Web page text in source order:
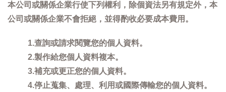
本公司或關係企業行使下列權利，除個資法另有規定外，本
公司或關係企業不會拒絕，並得酌收必要成本費用。
1.查詢或請求閱覽您的個人資料。
2.製作給您個人資料複本。
3.補充或更正您的個人資料。
4.停止蒐集、處理、利用或國際傳輸您的個人資料。